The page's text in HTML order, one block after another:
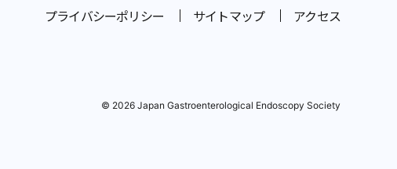
プライバシーポリシー サイトマップ アクセス
© 2026 Japan Gastroenterological Endoscopy Society